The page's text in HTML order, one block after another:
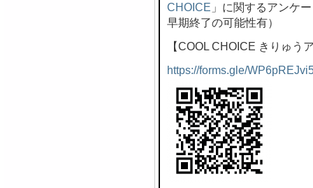
CHOICE 」に関するアンケ
早期終了の可能性有）
【COOL CHOICE きりゅう
https://forms.gle/